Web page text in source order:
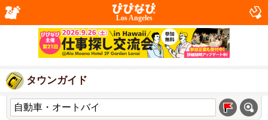
Los Angeles
タウンガイド